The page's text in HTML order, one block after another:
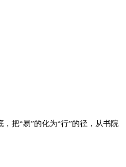
把“易”的化为“行”的径，从书院